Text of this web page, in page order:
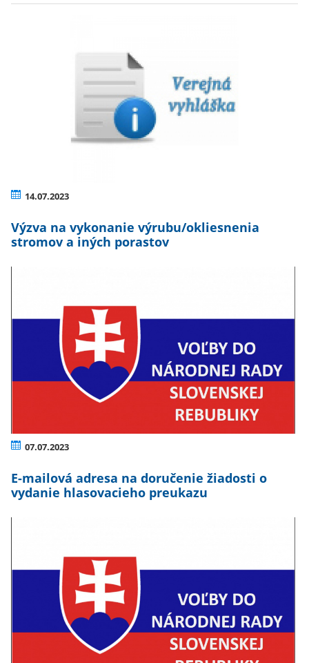
14.07.2023
Výzva na vykonanie výrubu/okliesnenia
stromov a iných porastov
07.07.2023
E-mailová adresa na doručenie žiadosti o
vydanie hlasovacieho preukazu